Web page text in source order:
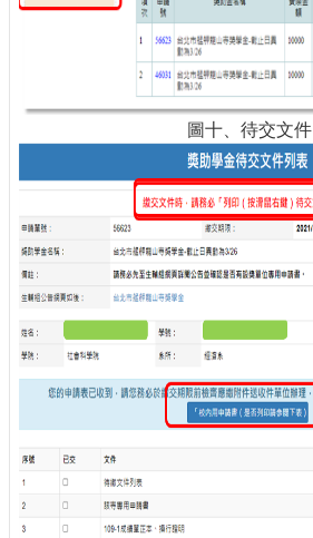
圖十、待交文件